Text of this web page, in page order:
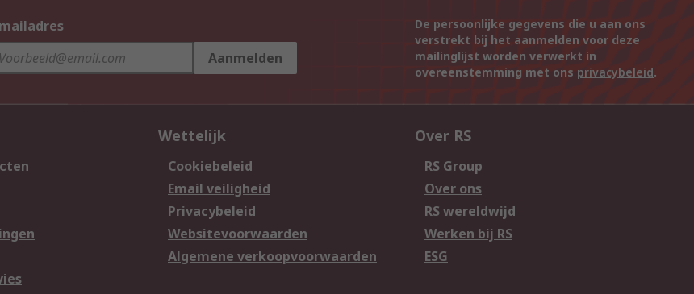
Aanmelden
De persoonlijke gegevens die u aan ons
verstrekt bij het aanmelden voor deze
mailinglijst worden verwerkt in
overeenstemming met ons privacybeleid.
Wettelijk
Cookiebeleid
Email veiligheid
Privacybeleid
Websitevoorwaarden
Algemene verkoopvoorwaarden
Over RS
RS Group
Over ons
RS wereldwijd
Werken bij RS
ESG